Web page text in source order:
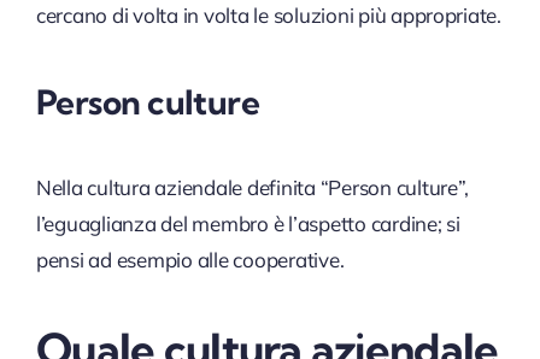
cercano di volta in volta le soluzioni più appropriate.
Person culture
Nella cultura aziendale definita “Person culture”,
l’eguaglianza del membro è l’aspetto cardine; si
pensi ad esempio alle cooperative.